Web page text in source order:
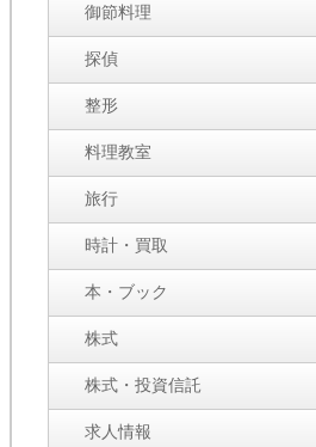
御節料理
探偵
整形
料理教室
旅行
時計・買取
本・ブック
株式
株式・投資信託
求人情報